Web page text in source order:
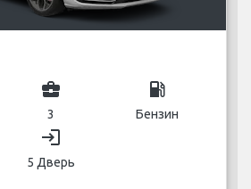
business_center
3
local_gas_station
Бензин
login
5 Дверь